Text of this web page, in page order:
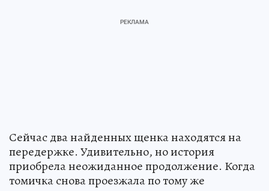
Сейчас два найденных щенка находятся на
передержке. Удивительно, но история
приобрела неожиданное продолжение. Когда
томичка снова проезжала по тому же